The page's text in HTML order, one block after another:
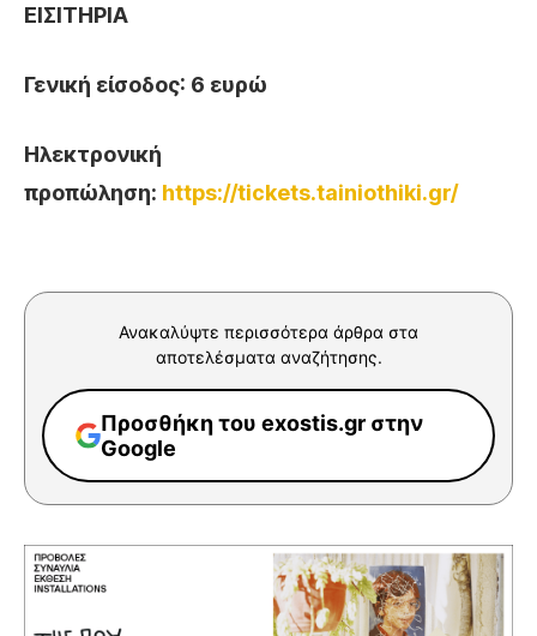
ΕΙΣΙΤΗΡΙΑ
Γενική είσοδος: 6 ευρώ
Ηλεκτρονική
προπώληση: https://tickets.tainiothiki.gr/
Ανακαλύψτε περισσότερα άρθρα στα
αποτελέσματα αναζήτησης.
Προσθήκη του exostis.gr στην
Google